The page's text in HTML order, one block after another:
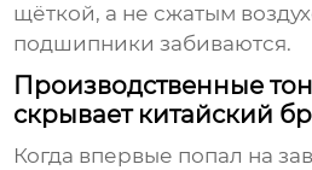
щёткой, а не сжатым
подшипники забиваются.
Производственные
скрывает китайский
Когда впервые попал на